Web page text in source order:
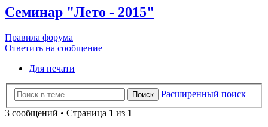
Семинар "Лето - 2015"
Правила форума
Ответить на сообщение
Для печати
Поиск
Расширенный поиск
3 сообщений • Страница 1 из 1